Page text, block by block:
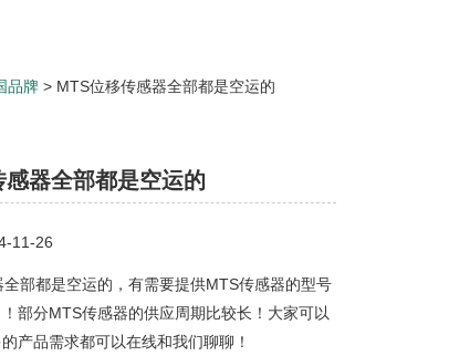
品牌 > MTS位移传感器全部都是空运的
感器全部都是空运的
11-26
部都是空运的，有需要提供MTS传感器的型号
部分MTS传感器的供应周期比较长！大家可以
产品需求都可以在线和我们聊聊！